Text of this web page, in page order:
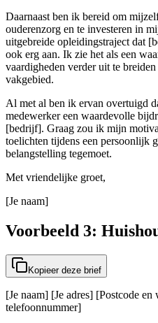
Daarnaast ben ik bereid om
ouderenzorg en te investeren in
uitgebreide opleidingstraject dat
ook erg aan. Ik zie het als een
vaardigheden verder uit te
vakgebied.
Al met al ben ik ervan overtuigd
medewerker een waardevolle
[bedrijf]. Graag zou ik mijn
toelichten tijdens een persoonlijk
belangstelling tegemoet.
Met vriendelijke groet,
[Je naam]
Voorbeeld 3:
Kopieer deze brief
[Je naam] [Je adres] [Postcode
telefoonnummer]